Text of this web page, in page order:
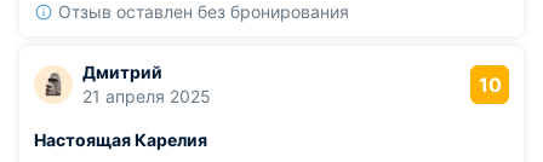
Отзыв оставлен без бронирования
Дмитрий
21 апреля 2025
10
Настоящая Карелия